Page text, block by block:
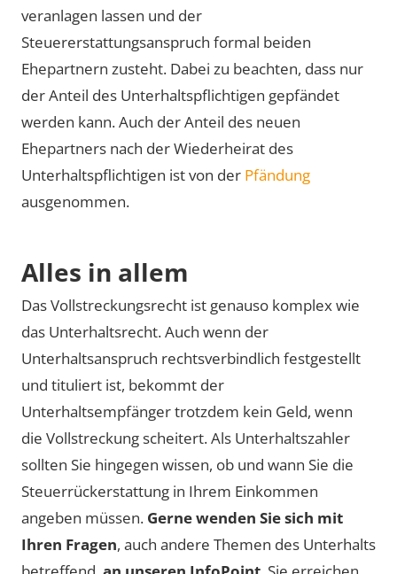
veranlagen lassen und der
Steuererstattungsanspruch formal beiden
Ehepartnern zusteht. Dabei zu beachten, dass nur
der Anteil des Unterhaltspflichtigen gepfändet
werden kann. Auch der Anteil des neuen
Ehepartners nach der Wiederheirat des
Unterhaltspflichtigen ist von der Pfändung
ausgenommen.
Alles in allem
Das Vollstreckungsrecht ist genauso komplex wie
das Unterhaltsrecht. Auch wenn der
Unterhaltsanspruch rechtsverbindlich festgestellt
und tituliert ist, bekommt der
Unterhaltsempfänger trotzdem kein Geld, wenn
die Vollstreckung scheitert. Als Unterhaltszahler
sollten Sie hingegen wissen, ob und wann Sie die
Steuerrückerstattung in Ihrem Einkommen
angeben müssen. Gerne wenden Sie sich mit
Ihren Fragen, auch andere Themen des Unterhalts